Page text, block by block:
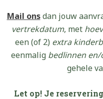
Mail onsdan jouw
vertrekdatum, met
een (of 2) extra
eenmalig bedlinnen
gehele
Let op! Je